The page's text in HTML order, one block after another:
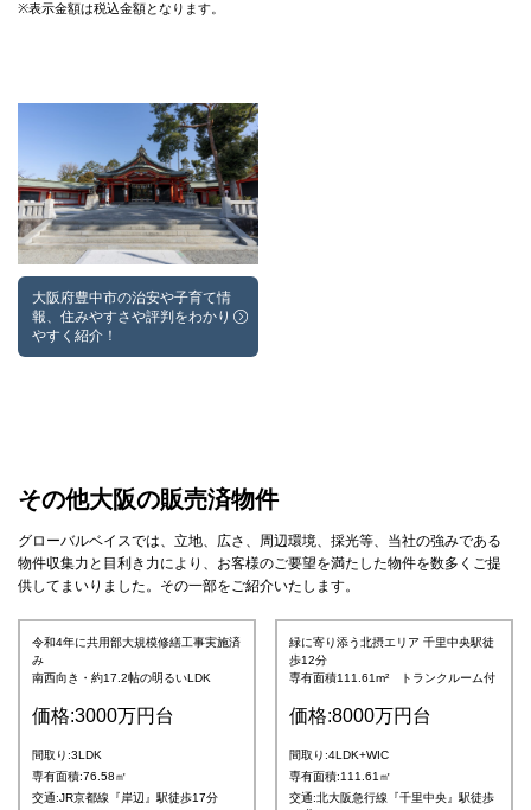
※表示金額は税込金額となります。
大阪府豊中市の治安や子育て情
報、住みやすさや評判をわかり
やすく紹介！
その他大阪の販売済物件
グローバルベイスでは、立地、広さ、周辺環境、採光等、当社の強みである
物件収集力と目利き力により、お客様のご要望を満たした物件を数多くご提
供してまいりました。その一部をご紹介いたします。
令和4年に共用部大規模修繕工事実施済
み
南西向き・約17.2帖の明るいLDK
価格:3000万円台
間取り:3LDK
専有面積:76.58㎡
交通:JR京都線『岸辺』駅徒歩17分
緑に寄り添う北摂エリア 千里中央駅徒
歩12分
専有面積111.61m² トランクルーム付
価格:8000万円台
間取り:4LDK+WIC
専有面積:111.61㎡
交通:北大阪急行線『千里中央』駅徒歩